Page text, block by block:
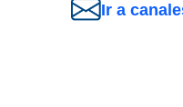
Ir a